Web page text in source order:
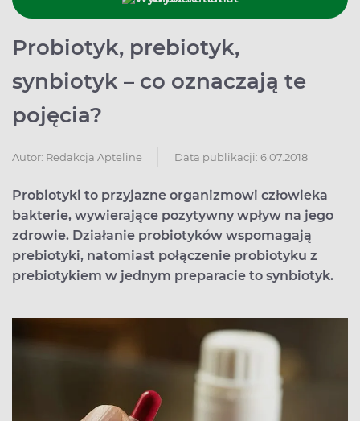
Probiotyk, prebiotyk,
synbiotyk – co oznaczają te
pojęcia?
Autor: Redakcja Apteline Data publikacji: 6.07.2018
Probiotyki to przyjazne organizmowi człowieka
bakterie, wywierające pozytywny wpływ na jego
zdrowie. Działanie probiotyków wspomagają
prebiotyki, natomiast połączenie probiotyku z
prebiotykiem w jednym preparacie to synbiotyk.